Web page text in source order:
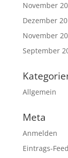
November
Dezember
November
September
Allgemein
Meta
Anmelden
Eintrags-Feed